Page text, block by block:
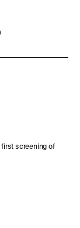
To
screening of